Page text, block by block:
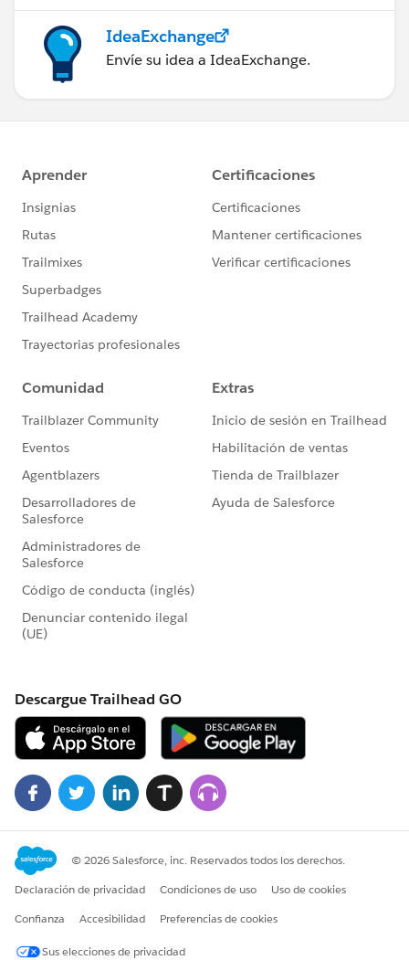
IdeaExchange
Envíe su idea a IdeaExchange.